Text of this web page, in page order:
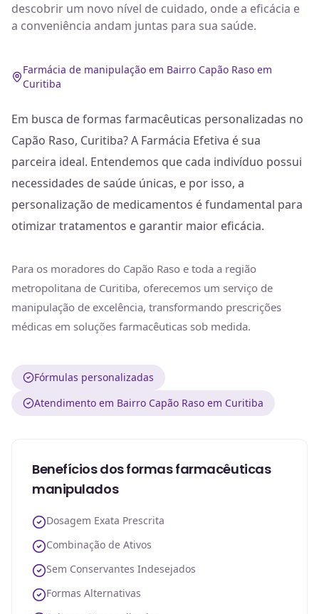
descobrir um novo nível de cuidado, onde a eficácia e
a conveniência andam juntas para sua saúde.
Farmácia de manipulação em Bairro Capão Raso em
Curitiba
Em busca de formas farmacêuticas personalizadas no
Capão Raso, Curitiba? A Farmácia Efetiva é sua
parceira ideal. Entendemos que cada indivíduo possui
necessidades de saúde únicas, e por isso, a
personalização de medicamentos é fundamental para
otimizar tratamentos e garantir maior eficácia.
Para os moradores do Capão Raso e toda a região
metropolitana de Curitiba, oferecemos um serviço de
manipulação de excelência, transformando prescrições
médicas em soluções farmacêuticas sob medida.
Fórmulas personalizadas
Atendimento em Bairro Capão Raso em Curitiba
Benefícios dos formas farmacêuticas
manipulados
Dosagem Exata Prescrita
Combinação de Ativos
Sem Conservantes Indesejados
Formas Alternativas